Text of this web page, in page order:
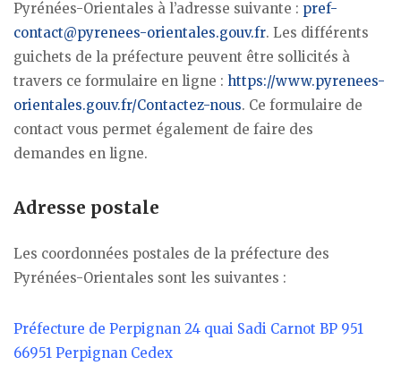
Pyrénées-Orientales à l’adresse suivante : pref-
contact@pyrenees-orientales.gouv.fr. Les différents
guichets de la préfecture peuvent être sollicités à
travers ce formulaire en ligne : https://www.pyrenees-
orientales.gouv.fr/Contactez-nous. Ce formulaire de
contact vous permet également de faire des
demandes en ligne.
Adresse postale
Les coordonnées postales de la préfecture des
Pyrénées-Orientales sont les suivantes :
Préfecture de Perpignan 24 quai Sadi Carnot BP 951
66951 Perpignan Cedex